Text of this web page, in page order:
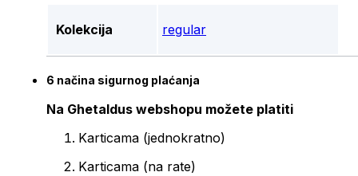
Kolekcija regular
6 načina sigurnog plaćanja
Na Ghetaldus webshopu možete platiti
Karticama (jednokratno)
Karticama (na rate)